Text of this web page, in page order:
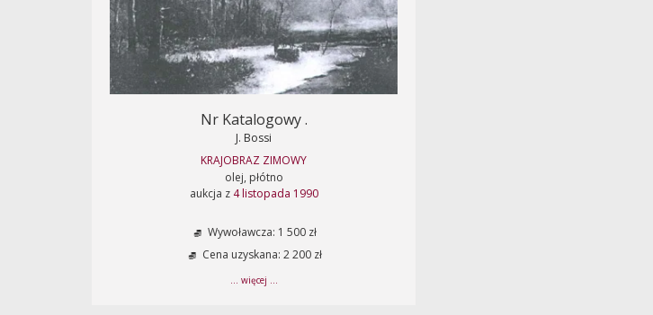
Nr Katalogowy .
J. Bossi
KRAJOBRAZ ZIMOWY
olej, płótno
aukcja z 4 listopada 1990
Wywoławcza: 1 500 zł
Cena uzyskana: 2 200 zł
... więcej ...